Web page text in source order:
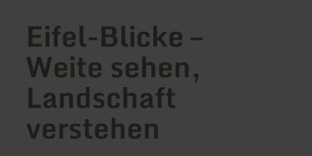
Eifel-Blicke –
Weite sehen,
Landschaft
verstehen